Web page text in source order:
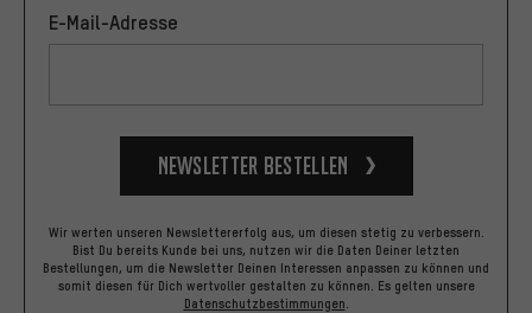
E-Mail-Adresse
Newsletter bestellen
Wir werten unseren Newslettererfolg aus, um diesen stetig zu verbessern.
Bist Du bereits Kunde bei uns, nutzen wir die Daten Deiner letzten
Bestellungen, um die Newsletter Deinen Interessen anpassen zu können und
somit diesen für Dich wertvoller gestalten zu können. Es gelten unsere
Datenschutzbestimmungen.